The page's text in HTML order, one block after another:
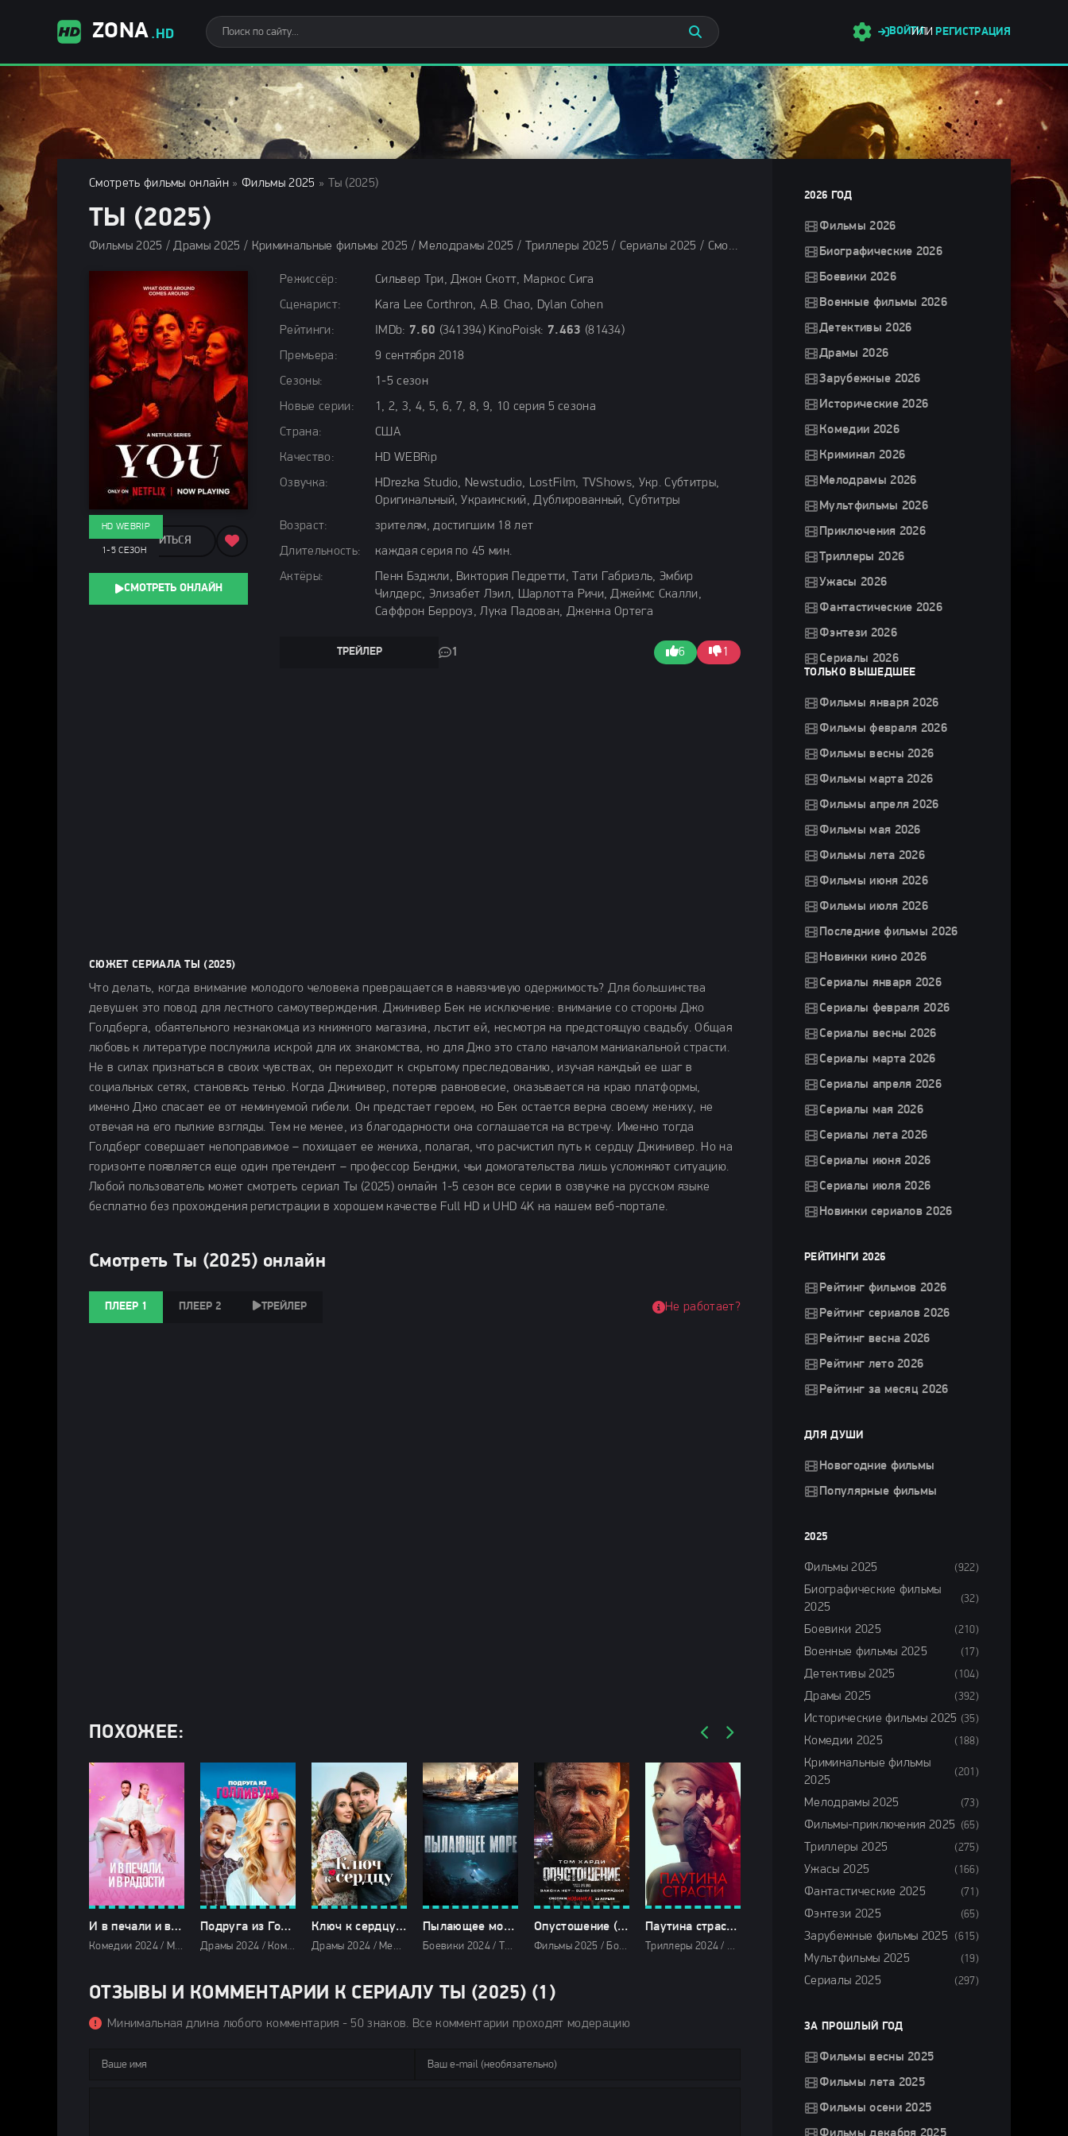
ZONA .HD ВОЙТИ
ИЛИ РЕГИСТРАЦИЯ
Смотреть фильмы онлайн » Фильмы 2025 » Ты (2025)
ТЫ (2025)
Фильмы 2025 / Драмы 2025 / Криминальные фильмы 2025 / Мелодрамы 2025 / Триллеры 2025 / Сериалы 2025 / Смотреть фильмы онлайн
Режиссёр:
Сильвер Три, Джон Скотт, Маркос Сига
Сценарист:
Kara Lee Corthron, A.B. Chao, Dylan Cohen
Рейтинги:
IMDb: 7.60 (341394) KinoPoisk: 7.463 (81434)
Премьера:
9 сентября 2018
Сезоны:
1-5 сезон
Новые серии:
1, 2, 3, 4, 5, 6, 7, 8, 9, 10 серия 5 сезона
Страна:
США
Качество:
HD WEBRip
Озвучка:
HDrezka Studio, Newstudio, LostFilm, TVShows, Укр. Субтитры,
Оригинальный, Украинский, Дублированный, Субтитры
Возраст:
зрителям, достигшим 18 лет
Длительность:
каждая серия по 45 мин.
Актёры:
Пенн Бэджли, Виктория Педретти, Тати Габриэль, Эмбир
Чилдерс, Элизабет Лэил, Шарлотта Ричи, Джеймс Скалли,
Саффрон Берроуз, Лука Падован, Дженна Ортега
ТРЕЙЛЕР 1 6 1
HD WEBRIP
1-5 СЕЗОН
ПОДЕЛИТЬСЯ
СМОТРЕТЬ ОНЛАЙН
СЮЖЕТ СЕРИАЛА ТЫ (2025)
Что делать, когда внимание молодого человека превращается в навязчивую одержимость? Для большинства
девушек это повод для лестного самоутверждения. Джинивер Бек не исключение: внимание со стороны Джо
Голдберга, обаятельного незнакомца из книжного магазина, льстит ей, несмотря на предстоящую свадьбу. Общая
любовь к литературе послужила искрой для их знакомства, но для Джо это стало началом маниакальной страсти.
Не в силах признаться в своих чувствах, он переходит к скрытому преследованию, изучая каждый ее шаг в
социальных сетях, становясь тенью. Когда Джинивер, потеряв равновесие, оказывается на краю платформы,
именно Джо спасает ее от неминуемой гибели. Он предстает героем, но Бек остается верна своему жениху, не
отвечая на его пылкие взгляды. Тем не менее, из благодарности она соглашается на встречу. Именно тогда
Голдберг совершает непоправимое – похищает ее жениха, полагая, что расчистил путь к сердцу Джинивер. Но на
горизонте появляется еще один претендент – профессор Бенджи, чьи домогательства лишь усложняют ситуацию.
Любой пользователь может смотреть сериал Ты (2025) онлайн 1-5 сезон все серии в озвучке на русском языке
бесплатно без прохождения регистрации в хорошем качестве Full HD и UHD 4K на нашем веб-портале.
Смотреть Ты (2025) онлайн
ПЛЕЕР 1 ПЛЕЕР 2 ТРЕЙЛЕР Не работает?
ПОХОЖЕЕ:
И в печали и в радости (2024)
Комедии 2024 / Мелодрамы 2024 / Сериалы 2024 / Турецкие сериалы / Фильмы 2024 / Смотреть фильмы онлайн
Подруга из Голливуда (2024)
Драмы 2024 / Комедии 2024 / Зарубежные фильмы 2024 / Новинки кино 2024 / Последние фильмы 2024 / Фильмы весны 2024 / Фильмы 2024 / Смотреть фильмы онлайн
Ключ к сердцу (2024)
Драмы 2024 / Мелодрамы 2024 / Зарубежные фильмы 2024 / Новинки кино 2024 / Последние фильмы 2024 / Фильмы весны 2024 / Фильмы 2024 / Смотреть фильмы онлайн
Пылающее море (2024)
Боевики 2024 / Триллеры 2024 / Зарубежные фильмы 2024 / Новинки кино 2024 / Последние фильмы 2024 / Фильмы весны 2024 / Фильмы 2024 / Смотреть фильмы онлайн
Опустошение (2025)
Фильмы 2025 / Боевики 2025 / Детективы 2025 / Драмы 2025 / Криминальные фильмы 2025 / Триллеры 2025 / Зарубежные фильмы 2025 / Фильмы 4K / Фильмы весны 2025 / Новинки кино 2025 / Последние фильмы 2025 / Популярные фильмы / Смотреть фильмы онлайн
Паутина страсти (2024)
Триллеры 2024 / Зарубежные фильмы 2024 / Новинки кино 2024 / Последние фильмы 2024 / Фильмы осени 2024 / Фильмы 2024 / Смотреть фильмы онлайн
ОТЗЫВЫ И КОММЕНТАРИИ К СЕРИАЛУ ТЫ (2025) (1)
Минимальная длина любого комментария - 50 знаков. Все комментарии проходят модерацию
2026 ГОД
Фильмы 2026
Биографические 2026
Боевики 2026
Военные фильмы 2026
Детективы 2026
Драмы 2026
Зарубежные 2026
Исторические 2026
Комедии 2026
Криминал 2026
Мелодрамы 2026
Мультфильмы 2026
Приключения 2026
Триллеры 2026
Ужасы 2026
Фантастические 2026
Фэнтези 2026
Сериалы 2026
ТОЛЬКО ВЫШЕДШЕЕ
Фильмы января 2026
Фильмы февраля 2026
Фильмы весны 2026
Фильмы марта 2026
Фильмы апреля 2026
Фильмы мая 2026
Фильмы лета 2026
Фильмы июня 2026
Фильмы июля 2026
Последние фильмы 2026
Новинки кино 2026
Сериалы января 2026
Сериалы февраля 2026
Сериалы весны 2026
Сериалы марта 2026
Сериалы апреля 2026
Сериалы мая 2026
Сериалы лета 2026
Сериалы июня 2026
Сериалы июля 2026
Новинки сериалов 2026
РЕЙТИНГИ 2026
Рейтинг фильмов 2026
Рейтинг сериалов 2026
Рейтинг весна 2026
Рейтинг лето 2026
Рейтинг за месяц 2026
ДЛЯ ДУШИ
Новогодние фильмы
Популярные фильмы
2025
Фильмы 2025 (922)
Биографические фильмы
2025
(32)
Боевики 2025 (210)
Военные фильмы 2025 (17)
Детективы 2025 (104)
Драмы 2025 (392)
Исторические фильмы 2025 (35)
Комедии 2025 (188)
Криминальные фильмы
2025
(201)
Мелодрамы 2025 (73)
Фильмы-приключения 2025 (65)
Триллеры 2025 (275)
Ужасы 2025 (166)
Фантастические 2025 (71)
Фэнтези 2025 (65)
Зарубежные фильмы 2025 (615)
Мультфильмы 2025 (19)
Сериалы 2025 (297)
ЗА ПРОШЛЫЙ ГОД
Фильмы весны 2025
Фильмы лета 2025
Фильмы осени 2025